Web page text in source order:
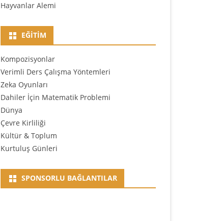
Hayvanlar Alemi
EĞITIM
Kompozisyonlar
Verimli Ders Çalışma Yöntemleri
Zeka Oyunları
Dahiler İçin Matematik Problemi
Dünya
Çevre Kirliliği
Kültür & Toplum
Kurtuluş Günleri
SPONSORLU BAĞLANTILAR